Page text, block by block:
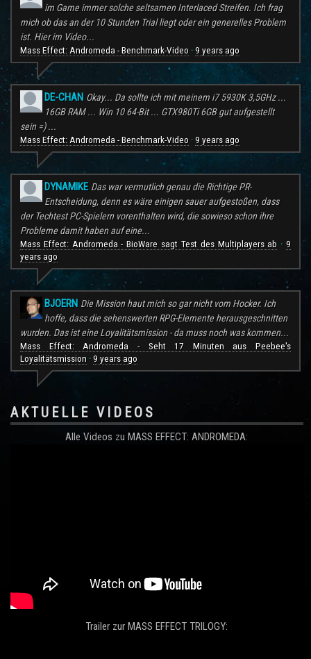
im Game immer solche seltsamen Interlaced Streifen. Ich frag
mich ob das an der 10 Stunden Trial liegt oder ein generelles Problem
ist. Hier im Video...
Mass Effect: Andromeda - Benchmark-Video · 9 years ago
DE-CHAN Okay... Da sollte ich mit meinem i7 5930K 3,5GHz ...
16GB RAM ... Win 10 64-Bit ... GTX980Ti 6GB gut aufgestellt
sein =) ...
Mass Effect: Andromeda - Benchmark-Video · 9 years ago
DYNAMIKE Das war vermutlich genau die Richtige PR-
Entscheidung, denn es wäre einigen sauer aufgestoßen, dass
der Techtest PC-Spielern vorenthalten wird, die sowieso schon ihre
Probleme damit haben auf eine...
Mass Effect: Andromeda - BioWare sagt Test des Multiplayers ab ·9
years ago
BJOERN Die Mission haut mich so gar nicht vom Hocker. Ich
hoffe, dass die sehenswerten RPG-Elemente herausgeschnitten
wurden. Das ist eine Loyalitätsmission - da muss noch was kommen...
Mass Effect: Andromeda - Seht 17 Minuten aus Peebee's
Loyalitätsmission · 9 years ago
AKTUELLE VIDEOS
Alle Videos zu MASS EFFECT: ANDROMEDA:
Trailer zur MASS EFFECT TRILOGY: